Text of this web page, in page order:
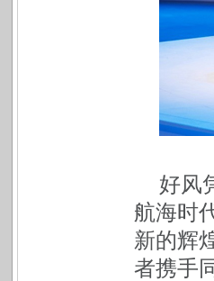
好风
航海时
新的辉
者携手